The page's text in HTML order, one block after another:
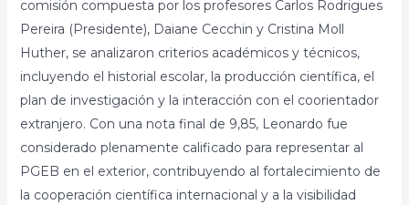
comisión compuesta por los profesores Carlos Rodrigues
Pereira (Presidente), Daiane Cecchin y Cristina Moll
Huther, se analizaron criterios académicos y técnicos,
incluyendo el historial escolar, la producción científica, el
plan de investigación y la interacción con el coorientador
extranjero. Con una nota final de 9,85, Leonardo fue
considerado plenamente calificado para representar al
PGEB en el exterior, contribuyendo al fortalecimiento de
la cooperación científica internacional y a la visibilidad